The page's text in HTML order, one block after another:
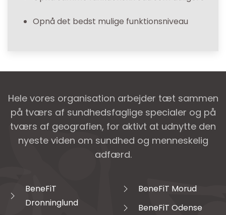
Opnå det bedst mulige funktionsniveau
Hele vores organisation arbejder tæt sammen
på tværs af sundhedsfaglige specialer og på
tværs af geografien, for aktivt at udnytte den
nyeste viden om sundhed og menneskelig
adfærd.
BeneFiT
Dronninglund
BeneFiT Morud
BeneFiT Odense